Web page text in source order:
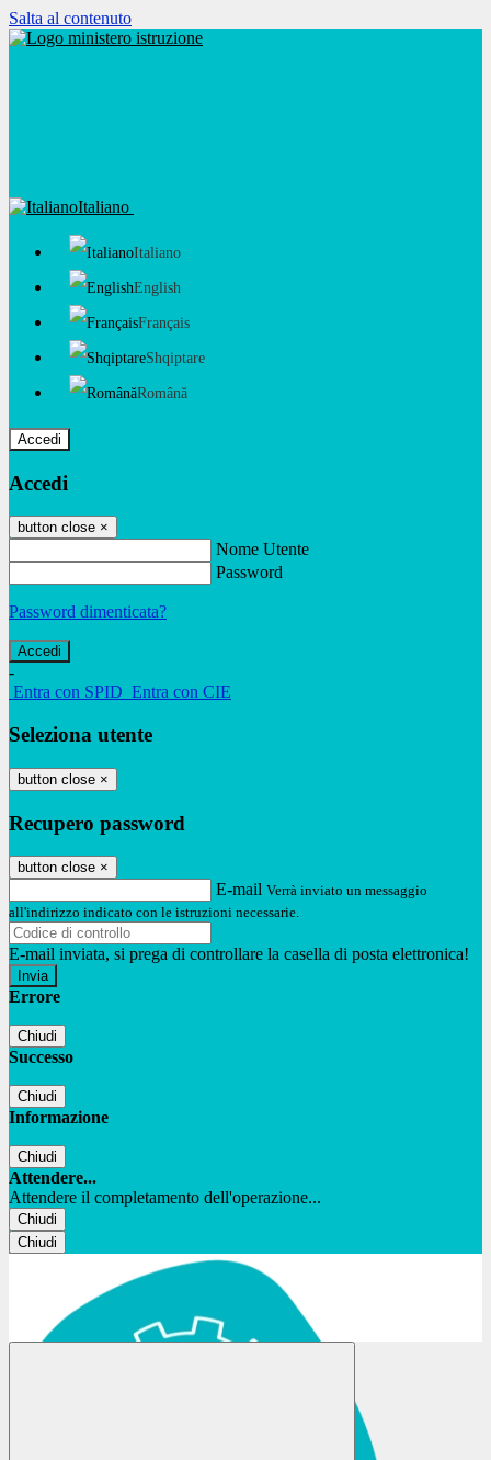
Salta al contenuto
Italiano
Italiano
English
Français
Shqiptare
Română
Accedi
Accedi
button close ×
Nome Utente
Password
Password dimenticata?
-
Entra con SPID Entra con CIE
Seleziona utente
button close ×
Recupero password
button close ×
E-mail Verrà inviato un messaggio
all'indirizzo indicato con le istruzioni necessarie.
E-mail inviata, si prega di controllare la casella di posta elettronica!
Errore
Chiudi
Successo
Chiudi
Informazione
Chiudi
Attendere...
Attendere il completamento dell'operazione...
Chiudi
Chiudi